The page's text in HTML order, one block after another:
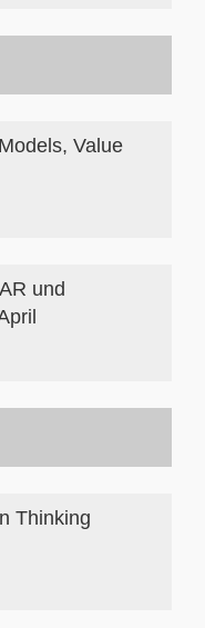
Value
und
Thinking